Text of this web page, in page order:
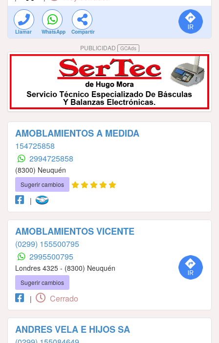
Llamar WhatsApp Compartir
PUBLICIDAD GCAds
AMOBLAMIENTOS A MEDIDA
154725858
2994725858
(8300) Neuquén
Sugerir cambios
|
AMOBLAMIENTOS VICENTE
(0299) 155500795
2995500795
Londres 4325 - (8300) Neuquén
Sugerir cambios
| Cerrado
ANDRES VELA E HIJOS SA